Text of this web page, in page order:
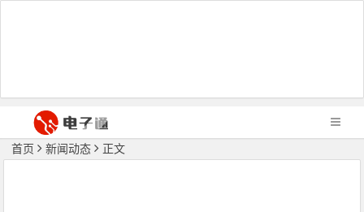
首页 新闻动态 正文